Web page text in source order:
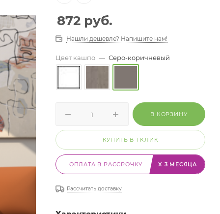
872 руб.
Нашли дешевле? Напишите нам!
Цвет кашпо — Серо-коричневый
В КОРЗИНУ
КУПИТЬ В 1 КЛИК
ОПЛАТА В РАССРОЧКУ X 3 МЕСЯЦА
Рассчитать доставку